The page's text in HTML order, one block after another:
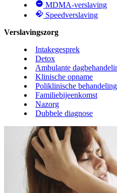
MDMA-verslaving
Speedverslaving
Verslavingszorg
Intakegesprek
Detox
Ambulante
Klinische opname
Poliklinische behandeling
Familiebijeenkomst
Nazorg
Dubbele diagnose